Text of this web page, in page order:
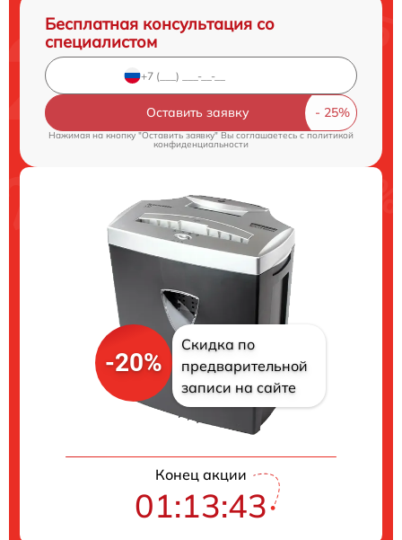
Бесплатная консультация со
специалистом
Оставить заявку
Нажимая на кнопку "Оставить заявку" Вы соглашаетесь c политикой
конфиденциальности
-20%
Скидка по
предварительной
записи на сайте
Конец акции
01:13:42